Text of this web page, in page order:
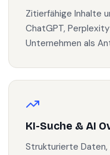
Zitierfähige Inhalte
ChatGPT,
Unternehmen als
KI-Suche & AI
Strukturierte Daten,